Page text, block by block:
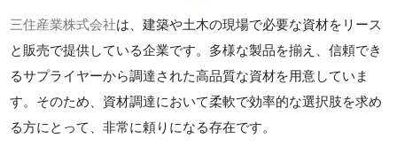
三住産業株式会社は、建築や土木の現場で必要な資材をリース
と販売で提供している企業です。多様な製品を揃え、信頼でき
るサプライヤーから調達された高品質な資材を用意していま
す。そのため、資材調達において柔軟で効率的な選択肢を求め
る方にとって、非常に頼りになる存在です。